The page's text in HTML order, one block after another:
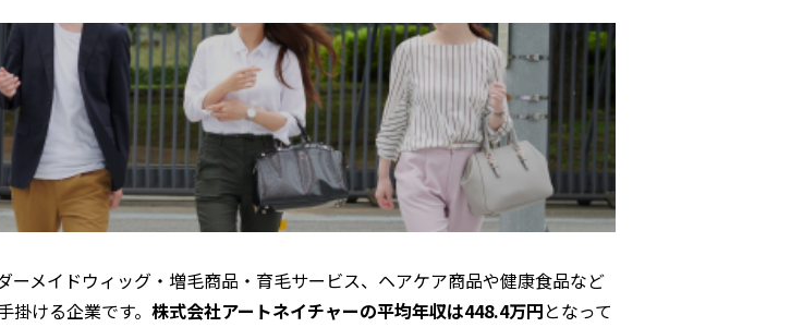
メイドウィッグ・増毛商品・育毛サービス、ヘアケア商品や健康食品など
ける企業です。 株式会社アートネイチャーの平均年収は448.4万円となって